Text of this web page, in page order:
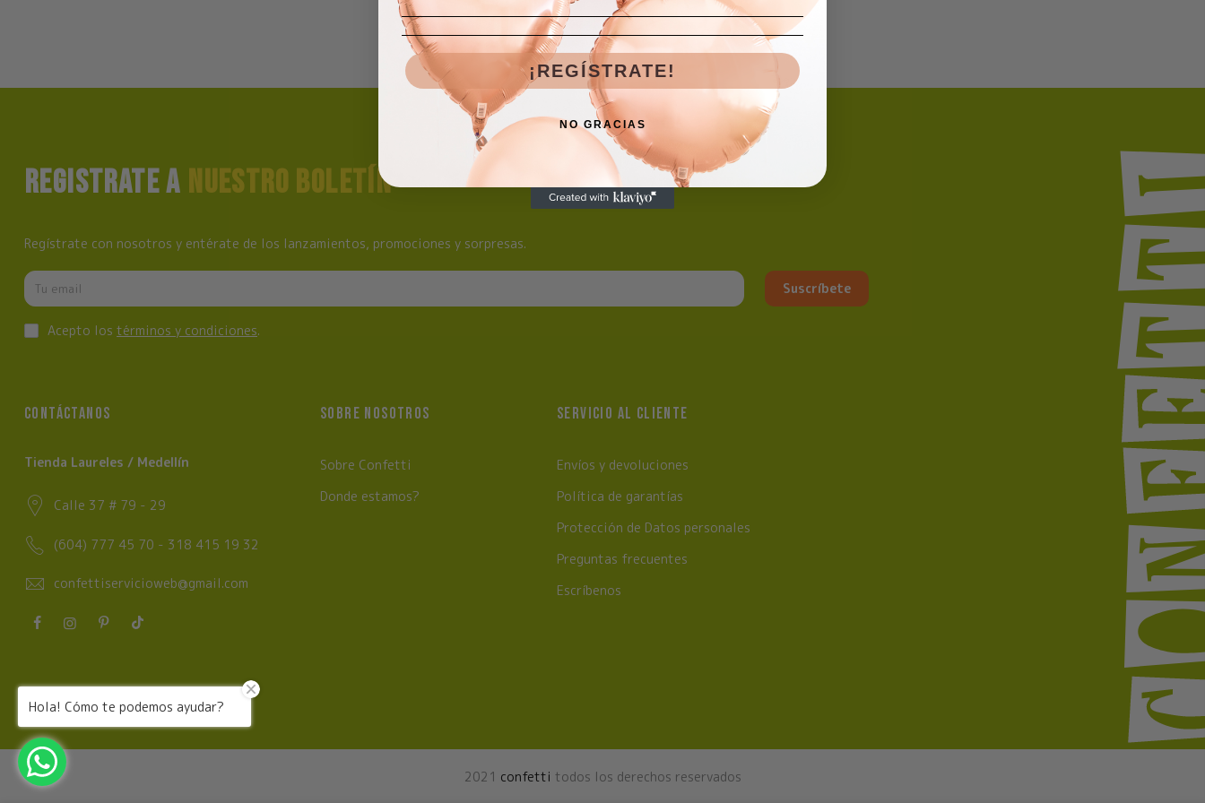
REGISTRATE A NUESTRO BOLETÍN
Regístrate con nosotros y entérate de los lanzamientos, promociones y sorpresas.
Suscríbete
Acepto los términos y condiciones.
CONTÁCTANOS
Tienda Laureles / Medellín
Calle 37 # 79 - 29
(604) 777 45 70 - 318 415 19 32
confettiservicioweb@gmail.com
SOBRE NOSOTROS
Sobre Confetti
Donde estamos?
SERVICIO AL CLIENTE
Envíos y devoluciones
Política de garantías
Protección de Datos personales
Preguntas frecuentes
Escríbenos
2021 confetti todos los derechos reservados
¡REGÍSTRATE!
NO GRACIAS
Hola! Cómo te podemos ayudar?